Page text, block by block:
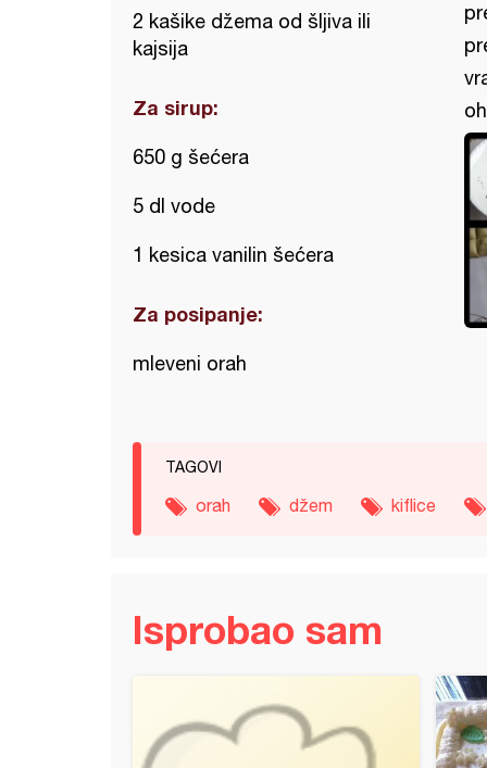
2 kašike džema od šljiva ili
kajsija
Za sirup:
650 g šećera
5 dl vode
1 kesica vanilin šećera
Za posipanje:
mleveni orah
TAGOVI
orah džem kiflice
Isprobao sam